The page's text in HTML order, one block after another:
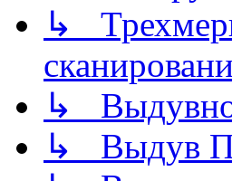
↳
↳
↳ Выдув